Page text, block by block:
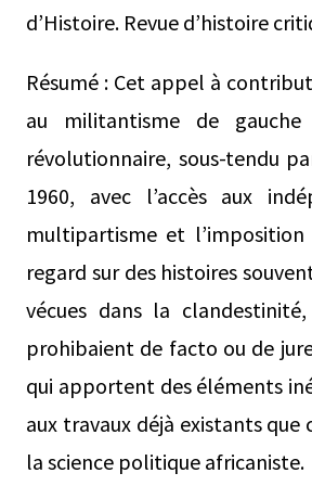
d’Histoire. Revue d’histoire
Résumé : Cet appel à
au militantisme de
révolutionnaire, sous-tendu
1960, avec l’accès aux
multipartisme et
regard sur des histoires
vécues dans la
prohibaient de facto ou de
qui apportent des éléments
aux travaux déjà existants
la science politique africaniste.